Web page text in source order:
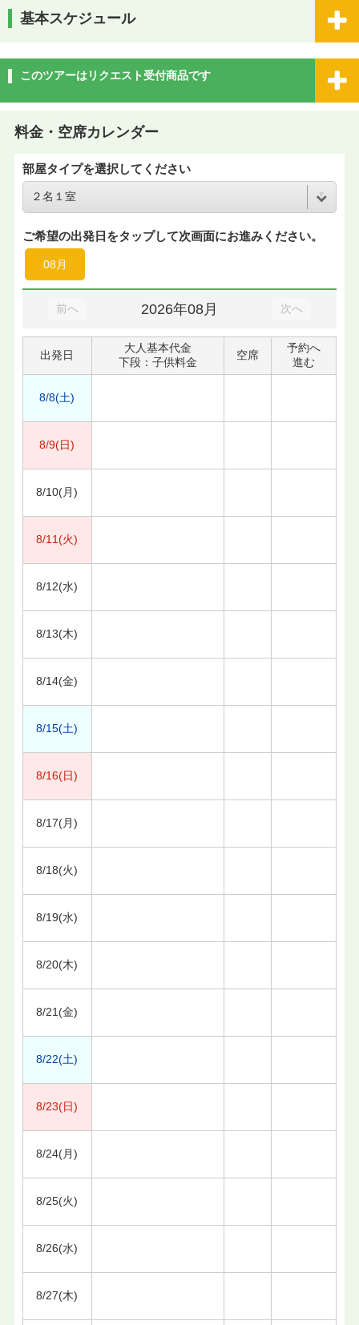
基本スケジュール
このツアーはリクエスト受付商品です
料金・空席カレンダー
部屋タイプを選択してください
ご希望の出発日をタップして次画面にお進みください。
08月
前へ 2026年08月 次へ
出発日
大人基本代金
下段：子供料金
空席
予約へ
進む
8/8(土)
8/9(日)
8/10(月)
8/11(火)
8/12(水)
8/13(木)
8/14(金)
8/15(土)
8/16(日)
8/17(月)
8/18(火)
8/19(水)
8/20(木)
8/21(金)
8/22(土)
8/23(日)
8/24(月)
8/25(火)
8/26(水)
8/27(木)